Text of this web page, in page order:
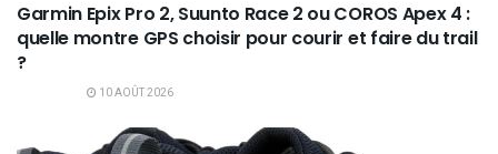
Garmin Epix Pro 2, Suunto Race 2 ou COROS Apex 4 :
quelle montre GPS choisir pour courir et faire du trail
?
10 AOÛT 2026